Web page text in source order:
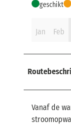
geschikt
Jan Feb
Vanaf de